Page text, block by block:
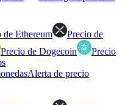
de Ethereum
Precio de
Precio de Dogecoin
Precio
Alerta de precio